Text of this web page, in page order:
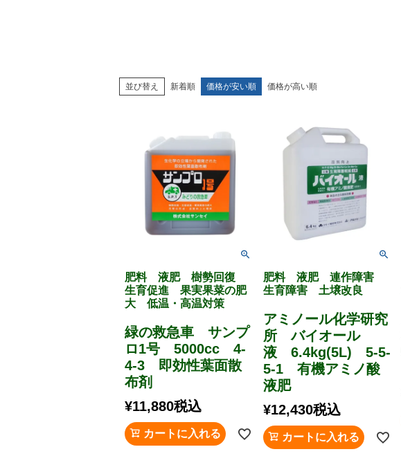
並び替え 新着順 価格が安い順 価格が高い順
肥料 液肥 樹勢回復
生育促進 果実果菜の肥
大 低温・高温対策
緑の救急車 サンプ
ロ1号 5000cc 4-
4-3 即効性葉面散
布剤
¥11,880税込
カートに入れる
肥料 液肥 連作障害
生育障害 土壌改良
アミノール化学研究
所 バイオール
液 6.4kg(5L) 5-5-
5-1 有機アミノ酸
液肥
¥12,430税込
カートに入れる